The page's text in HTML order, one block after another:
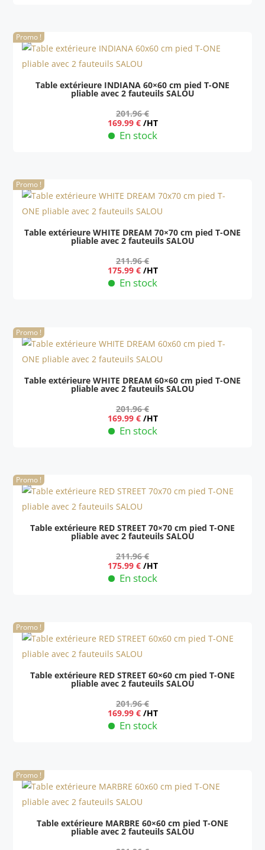
Promo !
Table extérieure INDIANA 60×60 cm pied T-ONE
pliable avec 2 fauteuils SALOU
201.96€
Le
prix
initial
169.99 €Le
prix
actuel
/HT
En stock
Promo !
Table extérieure WHITE DREAM 70×70 cm pied T-ONE
pliable avec 2 fauteuils SALOU
211.96€
Le
prix
initial
175.99 €Le
prix
actuel
/HT
En stock
Promo !
Table extérieure WHITE DREAM 60×60 cm pied T-ONE
pliable avec 2 fauteuils SALOU
201.96€
Le
prix
initial
169.99 €Le
prix
actuel
/HT
En stock
Promo !
Table extérieure RED STREET 70×70 cm pied T-ONE
pliable avec 2 fauteuils SALOU
211.96€
Le
prix
initial
175.99 €Le
prix
actuel
/HT
En stock
Promo !
Table extérieure RED STREET 60×60 cm pied T-ONE
pliable avec 2 fauteuils SALOU
201.96€
Le
prix
initial
169.99 €Le
prix
actuel
/HT
En stock
Promo !
Table extérieure MARBRE 60×60 cm pied T-ONE
pliable avec 2 fauteuils SALOU